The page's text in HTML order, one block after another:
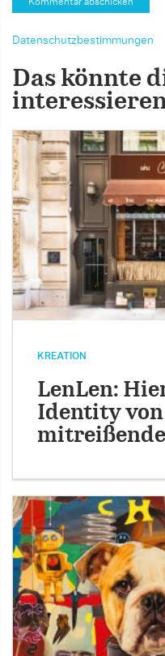
Datenschutzbestimmungen
Das könnte
KREATION
LenLen:
Identity